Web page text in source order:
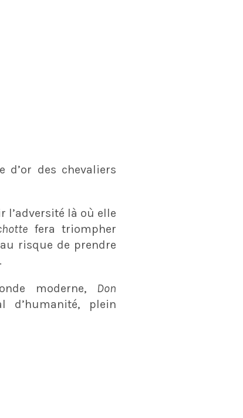
d’or des chevaliers
l’adversité là où elle
fera triompher
risque de prendre
moderne, Don
d’humanité, plein